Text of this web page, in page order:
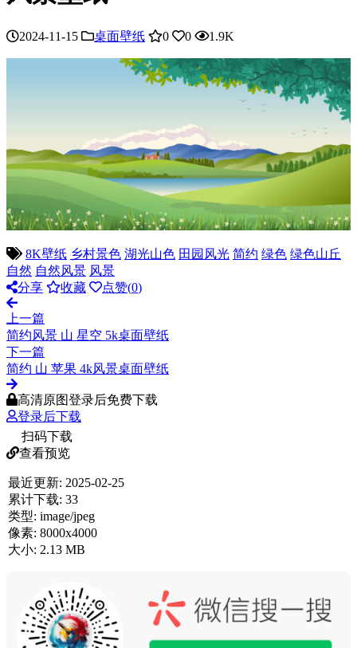
2024-11-15 桌面壁纸 0 0 1.9K
8K壁纸 乡村景色 湖光山色 田园风光 简约 绿色 绿色山丘
自然 自然风景 风景
分享
收藏 点赞(0)
上一篇
简约风景 山 星空 5k桌面壁纸
下一篇
简约 山 苹果 4k风景桌面壁纸
高清原图登录后免费下载
登录后下载
扫码下载
查看预览
最近更新: 2025-02-25
累计下载: 33
类型: image/jpeg
像素: 8000x4000
大小: 2.13 MB